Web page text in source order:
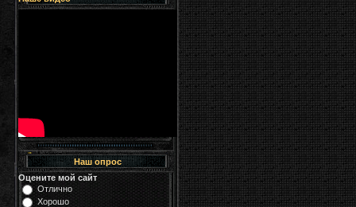
Наш опрос
Оцените мой сайт
Отлично
Хорошо